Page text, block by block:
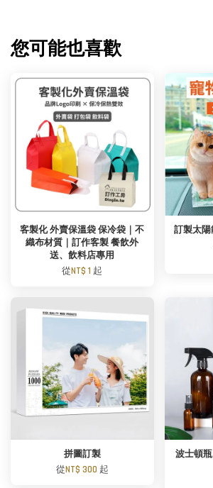
您可能也喜歡
客製化 外賣保溫袋 保冷袋｜不
織布材質｜訂作客製 餐飲外
送、飲料店專用
從NT$ 1 起
訂製太
拼圖訂製
從NT$ 300 起
波士頓